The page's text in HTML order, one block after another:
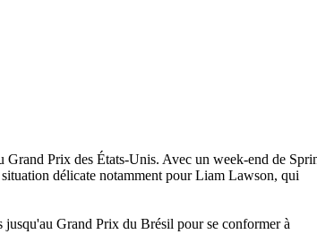
Grand Prix des États-Unis. Avec un week-end de
délicate notamment pour Liam Lawson, qui
Grand Prix du Brésil pour se conformer à